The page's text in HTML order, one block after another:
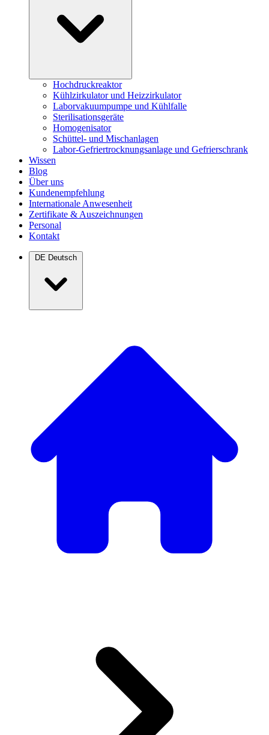
Hochdruckreaktor
Kühlzirkulator und Heizzirkulator
Laborvakuumpumpe und Kühlfalle
Sterilisationsgeräte
Homogenisator
Schüttel- und Mischanlagen
Labor-Gefriertrocknungsanlage und Gefrierschrank
Wissen
Blog
Über uns
Kundenempfehlung
Internationale Anwesenheit
Zertifikate & Auszeichnungen
Personal
Kontakt
DE Deutsch